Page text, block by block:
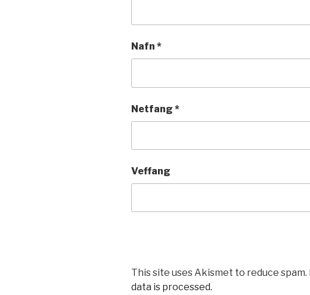
Nafn *
Netfang *
Veffang
This site uses Akismet to reduce spam.
data is processed.